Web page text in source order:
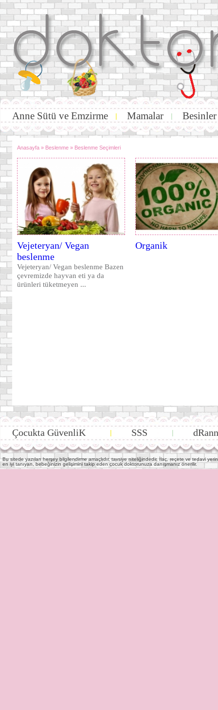
Anne Sütü ve Emzirme | Mamalar | Besinler
Anasayfa » Beslenme » Beslenme Seçimleri
Vejeteryan/ Vegan
beslenme
Vejeteryan/ Vegan beslenme Bazen
çevremizde hayvan eti ya da
ürünleri tüketmeyen ...
Organik
Çocukta GüvenliK | SSS |
Bu sitede yazılan herşey bilgilendirme amaçlıdır, tavsiye niteliğindedir. İlaç, reçete ve tedavi
en iyi tanıyan, bebeğinizin gelişimini takip eden çocuk doktorunuza danışmanız önerilir.